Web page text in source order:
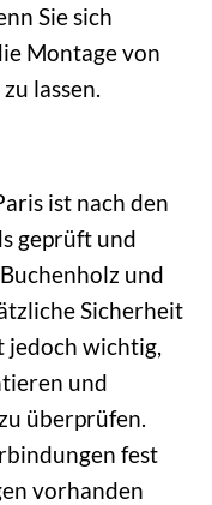
Sie sich
Montage von
lassen.
ist nach den
geprüft und
und
Sicherheit
jedoch wichtig,
und
überprüfen.
fest
vorhanden